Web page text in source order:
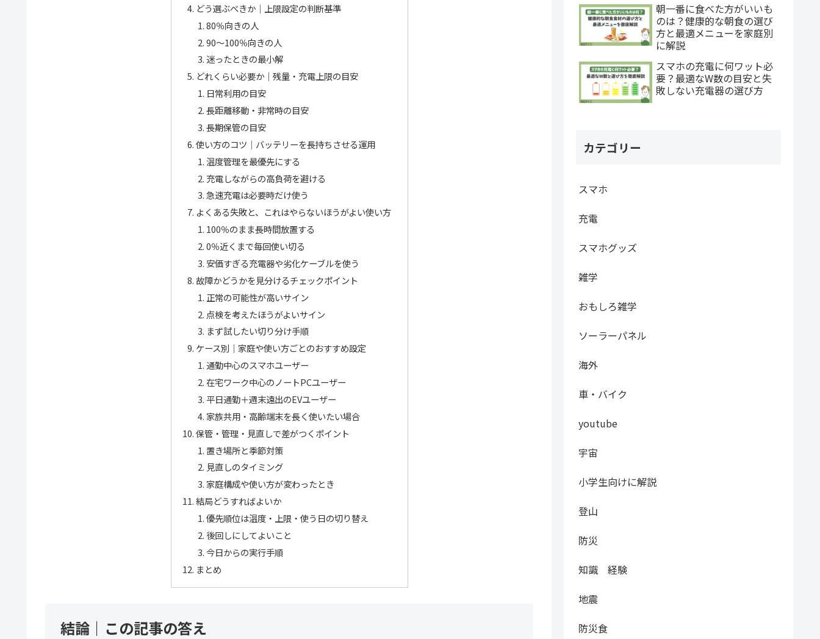
どう選ぶべきか｜上限設定の判断基準
80％向きの人
90〜100％向きの人
迷ったときの最小解
どれくらい必要か｜残量・充電上限の目安
日常利用の目安
長距離移動・非常時の目安
長期保管の目安
使い方のコツ｜バッテリーを長持ちさせる運用
温度管理を最優先にする
充電しながらの高負荷を避ける
急速充電は必要時だけ使う
よくある失敗と、これはやらないほうがよい使い方
100％のまま長時間放置する
0％近くまで毎回使い切る
安価すぎる充電器や劣化ケーブルを使う
故障かどうかを見分けるチェックポイント
正常の可能性が高いサイン
点検を考えたほうがよいサイン
まず試したい切り分け手順
ケース別｜家庭や使い方ごとのおすすめ設定
通勤中心のスマホユーザー
在宅ワーク中心のノートPCユーザー
平日通勤＋週末遠出のEVユーザー
家族共用・高齢端末を長く使いたい場合
保管・管理・見直しで差がつくポイント
置き場所と季節対策
見直しのタイミング
家庭構成や使い方が変わったとき
結局どうすればよいか
優先順位は温度・上限・使う日の切り替え
後回しにしてよいこと
今日からの実行手順
まとめ
結論｜この記事の答え
朝一番に食べた方がいいも
のは？健康的な朝食の選び
方と最適メニューを家庭別
に解説
スマホの充電に何ワット必
要？最適なW数の目安と失
敗しない充電器の選び方
カテゴリー
スマホ
充電
スマホグッズ
雑学
おもしろ雑学
ソーラーパネル
海外
車・バイク
youtube
宇宙
小学生向けに解説
登山
防災
知識 経験
地震
防災食